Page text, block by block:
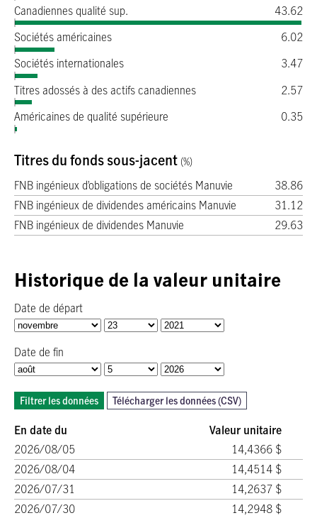
Canadiennes qualité sup.
43.62
Sociétés américaines
6.02
Sociétés internationales
3.47
Titres adossés à des actifs canadiennes
2.57
Américaines de qualité supérieure
0.35
Titres du fonds sous-jacent (%)
FNB ingénieux d’obligations de sociétés Manuvie
38.86
FNB ingénieux de dividendes américains Manuvie
31.12
FNB ingénieux de dividendes Manuvie
29.63
Historique de la valeur unitaire
Date de départ
Date de fin
Filtrer les données Télécharger les données (CSV)
En date du
Valeur unitaire
2026/08/05
14,4366 $
2026/08/04
14,4514 $
2026/07/31
14,2637 $
2026/07/30
14,2948 $